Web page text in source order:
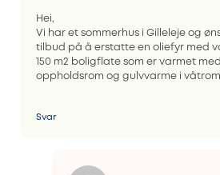
Hei,
Vi har et sommerhus i Gilleleje og
tilbud på å erstatte en oliefyr med
150 m2 boligflate som er varmet
oppholdsrom og gulvvarme i
Svar